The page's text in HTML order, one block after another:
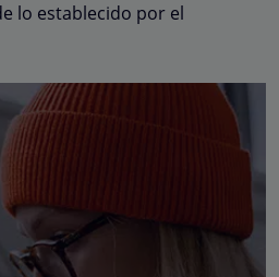
lo establecido por el